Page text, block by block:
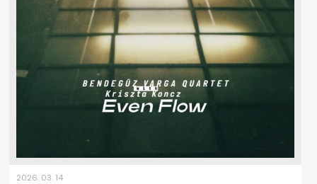
2026. 03. 14